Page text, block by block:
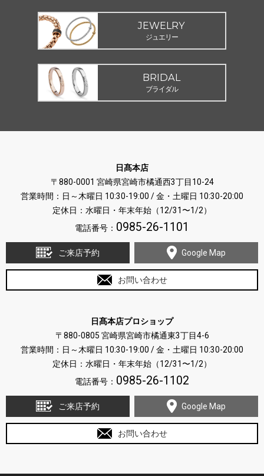
JEWELRY
ジュエリー
BRIDAL
ブライダル
日髙本店
〒880-0001 宮崎県宮崎市橘通西3丁目10-24
営業時間：日～木曜日 10:30-19:00 / 金・土曜日 10:30-20:00
定休日：水曜日・年末年始（12/31〜1/2）
電話番号： 0985-26-1101
ご来店予約 Google Map
お問い合わせ
日髙本店プロショップ
〒880-0805 宮崎県宮崎市橘通東3丁目4-6
営業時間：日～木曜日 10:30-19:00 / 金・土曜日 10:30-20:00
定休日：水曜日・年末年始（12/31〜1/2）
電話番号： 0985-26-1102
ご来店予約 Google Map
お問い合わせ